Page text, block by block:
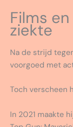
Films
ziekte
Na de strijd
voorgoed met
Toch verscheen
In 2021 maakte